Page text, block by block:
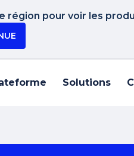
région pour voir les
Solutions